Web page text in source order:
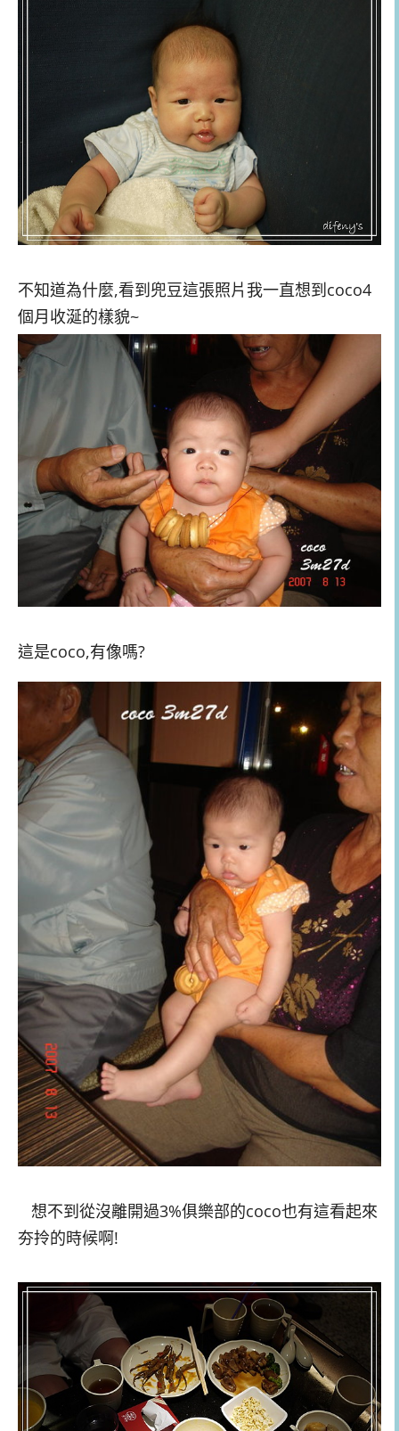
不知道為什麼,看到兜豆這張照片我一直想到coco4
個月收涎的樣貌~
這是coco,有像嗎?
想不到從沒離開過3%俱樂部的coco也有這看起來
夯拎的時候啊!